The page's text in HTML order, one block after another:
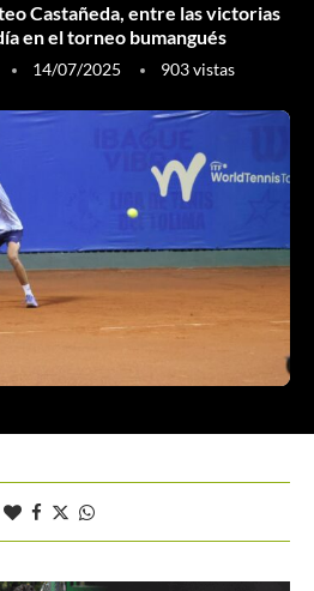
Castañeda, entre las victorias
en el torneo bumangués
14/07/2025 903vistas